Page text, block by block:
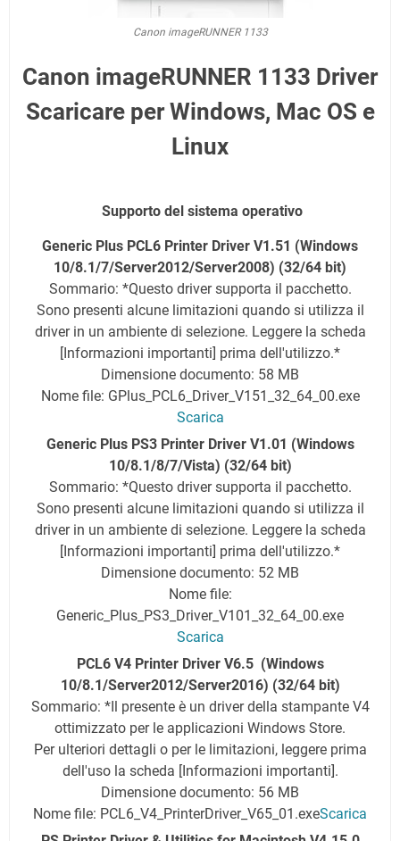
Canon imageRUNNER 1133
Canon imageRUNNER 1133 Driver
Scaricare per Windows, Mac OS e
Linux
Supporto del sistema operativo
Generic Plus PCL6 Printer Driver V1.51 (Windows
10/8.1/7/Server2012/Server2008) (32/64 bit)
Sommario: *Questo driver supporta il pacchetto.
Sono presenti alcune limitazioni quando si utilizza il
driver in un ambiente di selezione. Leggere la scheda
[Informazioni importanti] prima dell'utilizzo.*
Dimensione documento: 58 MB
Nome file: GPlus_PCL6_Driver_V151_32_64_00.exe
Scarica
Generic Plus PS3 Printer Driver V1.01 (Windows
10/8.1/8/7/Vista) (32/64 bit)
Sommario: *Questo driver supporta il pacchetto.
Sono presenti alcune limitazioni quando si utilizza il
driver in un ambiente di selezione. Leggere la scheda
[Informazioni importanti] prima dell'utilizzo.*
Dimensione documento: 52 MB
Nome file:
Generic_Plus_PS3_Driver_V101_32_64_00.exe
Scarica
PCL6 V4 Printer Driver V6.5 (Windows
10/8.1/Server2012/Server2016) (32/64 bit)
Sommario: *Il presente è un driver della stampante V4
ottimizzato per le applicazioni Windows Store.
Per ulteriori dettagli o per le limitazioni, leggere prima
dell'uso la scheda [Informazioni importanti].
Dimensione documento: 56 MB
Nome file: PCL6_V4_PrinterDriver_V65_01.exeScarica